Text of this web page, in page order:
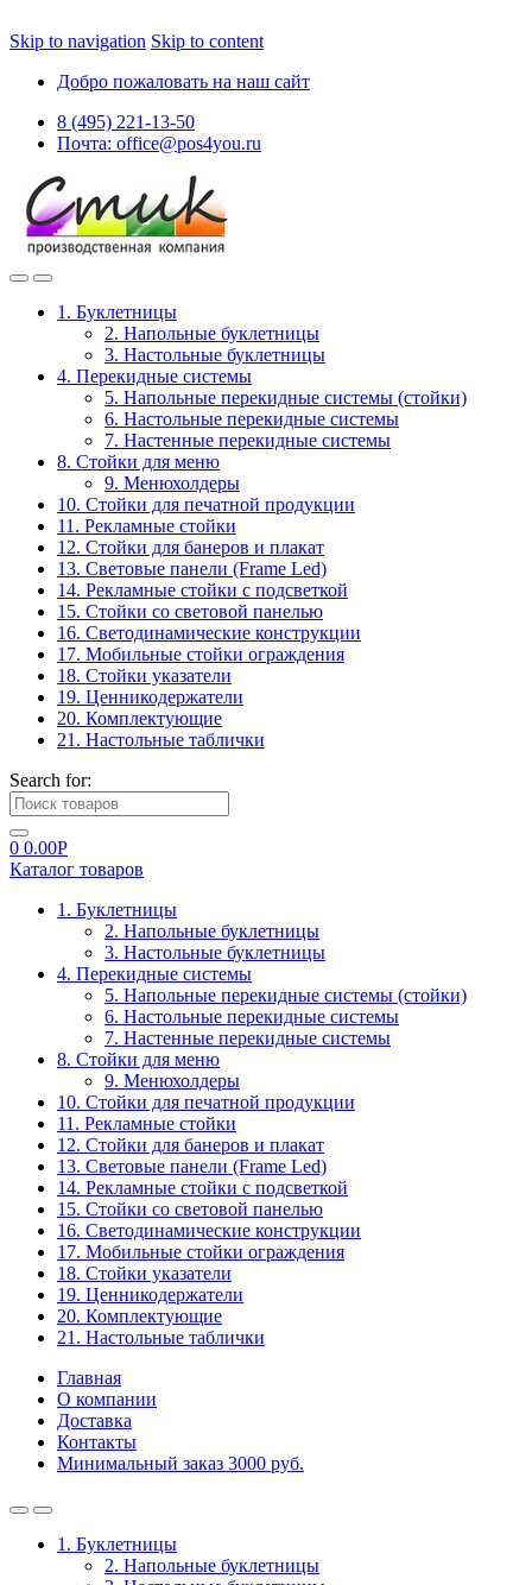
Skip to navigation Skip to content
Добро пожаловать на наш сайт
8 (495) 221-13-50
Почта: office@pos4you.ru
1. Буклетницы
2. Напольные буклетницы
3. Настольные буклетницы
4. Перекидные системы
5. Напольные перекидные системы (стойки)
6. Настольные перекидные системы
7. Настенные перекидные системы
8. Стойки для меню
9. Менюхолдеры
10. Стойки для печатной продукции
11. Рекламные стойки
12. Стойки для банеров и плакат
13. Световые панели (Frame Led)
14. Рекламные стойки с подсветкой
15. Стойки со световой панелью
16. Светодинамические конструкции
17. Мобильные стойки ограждения
18. Стойки указатели
19. Ценникодержатели
20. Комплектующие
21. Настольные таблички
Search for:
0 0.00Р
Каталог товаров
1. Буклетницы
2. Напольные буклетницы
3. Настольные буклетницы
4. Перекидные системы
5. Напольные перекидные системы (стойки)
6. Настольные перекидные системы
7. Настенные перекидные системы
8. Стойки для меню
9. Менюхолдеры
10. Стойки для печатной продукции
11. Рекламные стойки
12. Стойки для банеров и плакат
13. Световые панели (Frame Led)
14. Рекламные стойки с подсветкой
15. Стойки со световой панелью
16. Светодинамические конструкции
17. Мобильные стойки ограждения
18. Стойки указатели
19. Ценникодержатели
20. Комплектующие
21. Настольные таблички
Главная
О компании
Доставка
Контакты
Минимальный заказ 3000 руб.
1. Буклетницы
2. Напольные буклетницы